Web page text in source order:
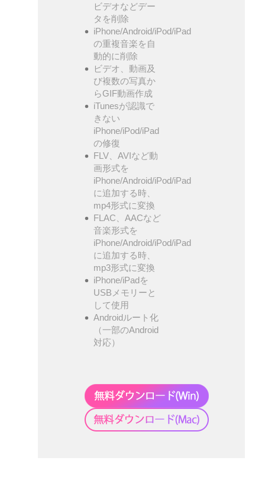
ビデオなどデー
タを削除
iPhone/Android/iPod/iPad
の重複音楽を自
動的に削除
ビデオ、動画及
び複数の写真か
らGIF動画作成
iTunesが認識で
きない
iPhone/iPod/iPad
の修復
FLV、AVIなど動
画形式を
iPhone/Android/iPod/iPad
に追加する時、
mp4形式に変換
FLAC、AACなど
音楽形式を
iPhone/Android/iPod/iPad
に追加する時、
mp3形式に変換
iPhone/iPadを
USBメモリーと
して使用
Androidルート化
（一部のAndroid
対応）